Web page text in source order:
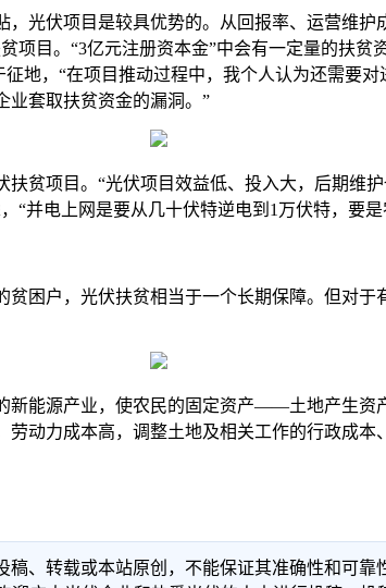
伏项目是较具优势的。从回报率、运营维护
项目。“3亿元注册资本金”中会有一定量的扶
地，“在项目推动过程中，我个人认为还需要
业套取扶贫资金的漏洞。”
项目。“光伏项目效益低、投入大，后期维
“并电上网是要从几十伏特逆电到1万伏特，要
户，光伏扶贫相当于一个长期保障。但对于
能源产业，使农民的固定资产——土地产生资
动力成本高，调整土地及相关工作的行政成
、转载或本站原创，不能保证其准确性和可